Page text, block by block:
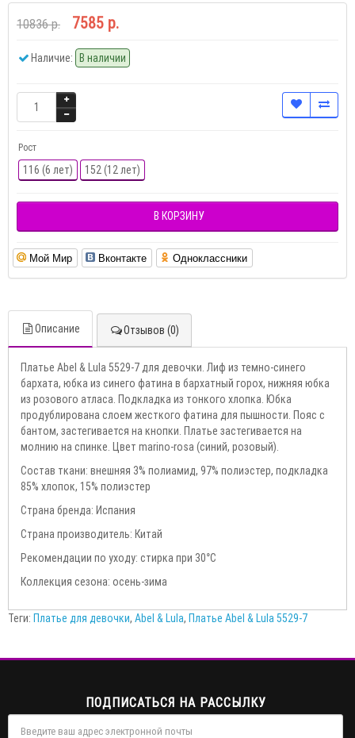
10836 р. 7585 р.
Наличие: В наличии
Рост
116 (6 лет) 152 (12 лет)
В КОРЗИНУ
Мой Мир Вконтакте Одноклассники
Описание Отзывов (0)
Платье Abel & Lula 5529-7 для девочки. Лиф из темно-синего
бархата, юбка из синего фатина в бархатный горох, нижняя юбка
из розового атласа. Подкладка из тонкого хлопка. Юбка
продублирована слоем жесткого фатина для пышности. Пояс с
бантом, застегивается на кнопки. Платье застегивается на
молнию на спинке. Цвет marino-rosa (синий, розовый).
Состав ткани: внешняя 3% полиамид, 97% полиэстер, подкладка
85% хлопок, 15% полиэстер
Страна бренда: Испания
Страна производитель: Китай
Рекомендации по уходу: стирка при 30°С
Коллекция сезона: осень-зима
Теги: Платье для девочки, Abel & Lula, Платье Abel & Lula 5529-7
ПОДПИСАТЬСЯ НА РАССЫЛКУ